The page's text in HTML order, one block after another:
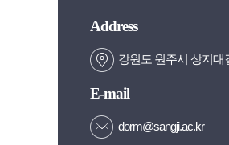
50m
Address
강원도 원주시 상지대
E-mail
dorm@sangji.ac.kr